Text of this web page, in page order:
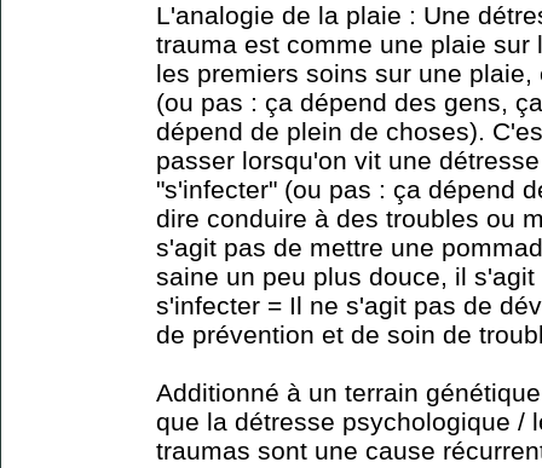
L'analogie de la plaie : Une
trauma est comme une plaie
les premiers soins sur une
(ou pas : ça dépend des gens,
dépend de plein de choses).
passer lorsqu'on vit une
"s'infecter" (ou pas : ça dépend
dire conduire à des troubles ou
s'agit pas de mettre une
saine un peu plus douce, il
s'infecter = Il ne s'agit pas de
de prévention et de soin de
Additionné à un terrain
que la détresse psychologique /
traumas sont une cause